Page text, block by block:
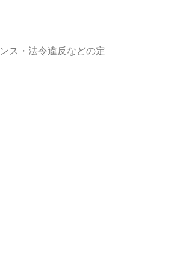
ス・法令違反などの定